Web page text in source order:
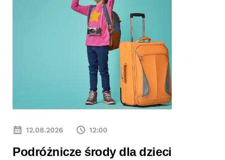
12.08.2026 12:00
Podróżnicze środy dla dzieci